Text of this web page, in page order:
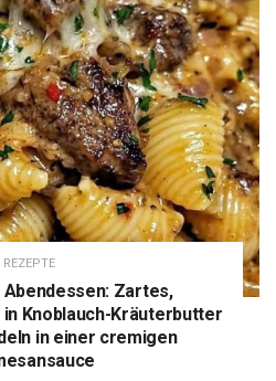
REZEPTE
Abendessen: Zartes,
Knoblauch-Kräuterbutter
in einer cremigen